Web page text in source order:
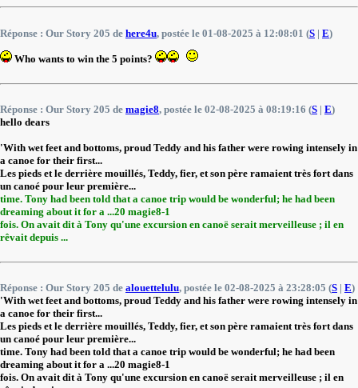
Réponse : Our Story 205 de here4u, postée le 01-08-2025 à 12:08:01 (S | E)
Who wants to win the 5 points?
Réponse : Our Story 205 de magie8, postée le 02-08-2025 à 08:19:16 (S | E)
hello dears
'With wet feet and bottoms, proud Teddy and his father were rowing intensely in
a canoe for their first...
Les pieds et le derrière mouillés, Teddy, fier, et son père ramaient très fort dans
un canoé pour leur première...
time. Tony had been told that a canoe trip would be wonderful; he had been
dreaming about it for a ...20 magie8-1
fois. On avait dit à Tony qu'une excursion en canoë serait merveilleuse ; il en
rêvait depuis ...
Réponse : Our Story 205 de alouettelulu, postée le 02-08-2025 à 23:28:05 (S | E)
'With wet feet and bottoms, proud Teddy and his father were rowing intensely in
a canoe for their first...
Les pieds et le derrière mouillés, Teddy, fier, et son père ramaient très fort dans
un canoé pour leur première...
time. Tony had been told that a canoe trip would be wonderful; he had been
dreaming about it for a ...20 magie8-1
fois. On avait dit à Tony qu'une excursion en canoë serait merveilleuse ; il en